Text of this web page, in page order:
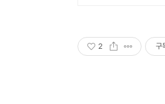
2 구